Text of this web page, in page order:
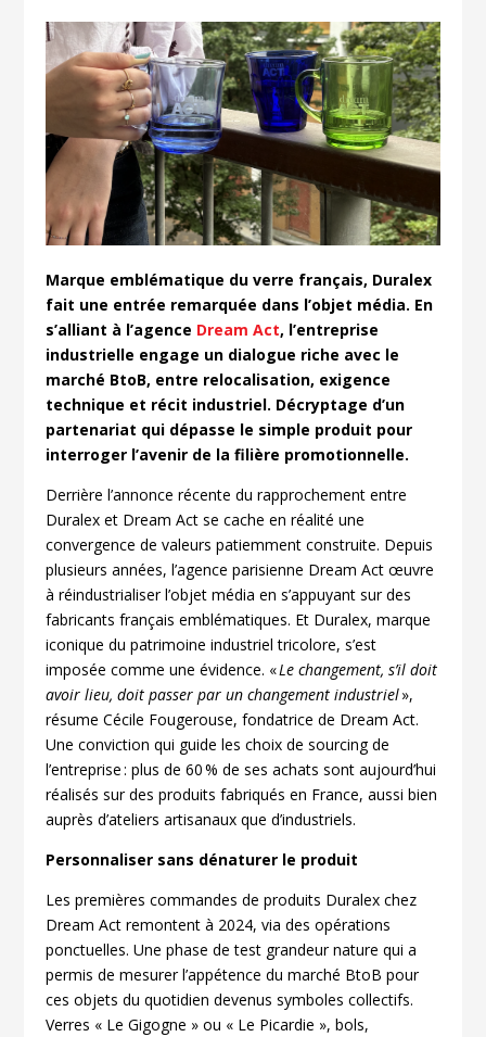
Marque emblématique du verre français, Duralex
fait une entrée remarquée dans l’objet média. En
s’alliant à l’agence Dream Act, l’entreprise
industrielle engage un dialogue riche avec le
marché BtoB, entre relocalisation, exigence
technique et récit industriel. Décryptage d’un
partenariat qui dépasse le simple produit pour
interroger l’avenir de la filière promotionnelle.
Derrière l’annonce récente du rapprochement entre
Duralex et Dream Act se cache en réalité une
convergence de valeurs patiemment construite. Depuis
plusieurs années, l’agence parisienne Dream Act œuvre
à réindustrialiser l’objet média en s’appuyant sur des
fabricants français emblématiques. Et Duralex, marque
iconique du patrimoine industriel tricolore, s’est
imposée comme une évidence. «Le changement, s’il doit
avoir lieu, doit passer par un changement industriel»,
résume Cécile Fougerouse, fondatrice de Dream Act.
Une conviction qui guide les choix de sourcing de
l’entreprise : plus de 60 % de ses achats sont aujourd’hui
réalisés sur des produits fabriqués en France, aussi bien
auprès d’ateliers artisanaux que d’industriels.
Personnaliser sans dénaturer le produit
Les premières commandes de produits Duralex chez
Dream Act remontent à 2024, via des opérations
ponctuelles. Une phase de test grandeur nature qui a
permis de mesurer l’appétence du marché BtoB pour
ces objets du quotidien devenus symboles collectifs.
Verres « Le Gigogne » ou « Le Picardie », bols,